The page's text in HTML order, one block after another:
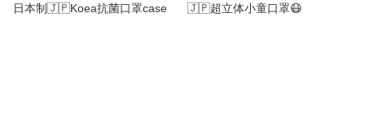
日本制🇯🇵Koea抗菌口罩case 🇯🇵超立体小童口罩😷